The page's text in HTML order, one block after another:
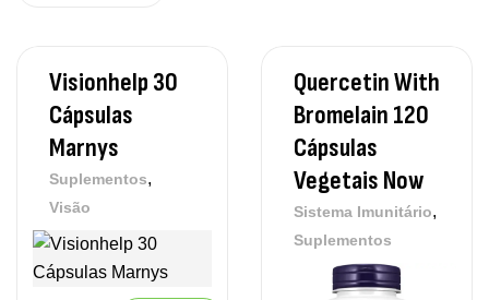
Visionhelp 30
Cápsulas
Marnys
Suplementos,
Visão
Quercetin With
Bromelain 120
Cápsulas
Vegetais Now
Sistema Imunitário,
Suplementos